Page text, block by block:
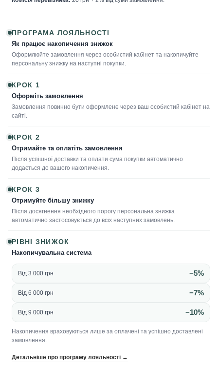
ПРОГРАМА ЛОЯЛЬНОСТІ
Як працює накопичення знижок
Оформлюйте замовлення через особистий кабінет та накопичуйте
персональну знижку на наступні покупки.
КРОК 1
Оформіть замовлення
Замовлення повинно бути оформлене через ваш особистий кабінет на
сайті.
КРОК 2
Отримайте та оплатіть замовлення
Після успішної доставки та оплати сума покупки автоматично
додається до вашого накопичення.
КРОК 3
Отримуйте більшу знижку
Після досягнення необхідного порогу персональна знижка
автоматично застосовується до всіх наступних замовлень.
РІВНІ ЗНИЖОК
Накопичувальна система
Від 3 000 грн −5%
Від 6 000 грн −7%
Від 9 000 грн −10%
Накопичення враховуються лише за оплачені та успішно доставлені
замовлення.
Детальніше про програму лояльності →